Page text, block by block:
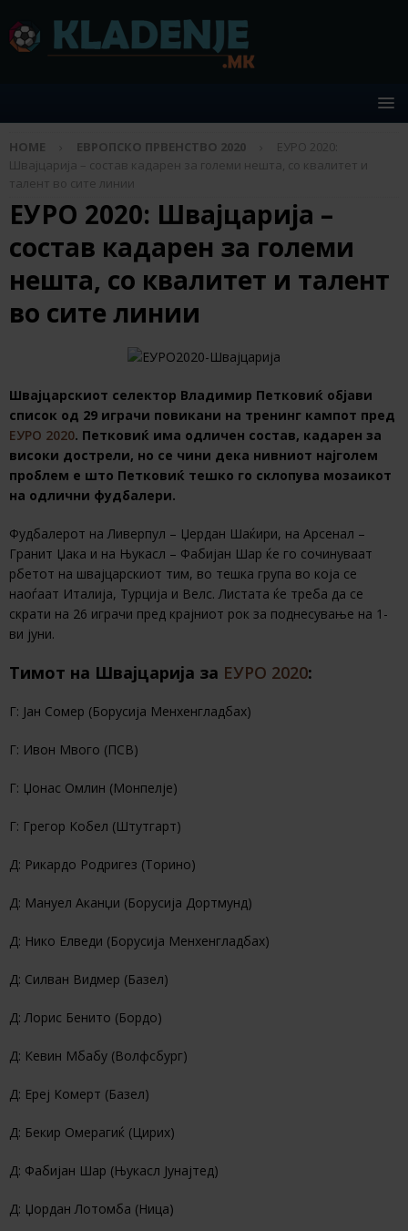
HOME ЕВРОПСКО ПРВЕНСТВО 2020
ЕУРО 2020:
Швајцарија – состав кадарен за големи нешта, со квалитет и
талент во сите линии
ЕУРО 2020: Швајцарија –
состав кадарен за големи
нешта, со квалитет и талент
во сите линии
Швајцарскиот селектор Владимир Петковиќ објави
список од 29 играчи повикани на тренинг кампот пред
ЕУРО 2020. Петковиќ има одличен состав, кадарен за
високи дострели, но се чини дека нивниот најголем
проблем е што Петковиќ тешко го склопува мозаикот
на одлични фудбалери.
Фудбалерот на Ливерпул – Џердан Шаќири, на Арсенал –
Гранит Џака и на Њукасл – Фабијан Шар ќе го сочинуваат
рбетот на швајцарскиот тим, во тешка група во која се
наоѓаат Италија, Турција и Велс. Листата ќе треба да се
скрати на 26 играчи пред крајниот рок за поднесување на 1-
ви јуни.
Тимот на Швајцарија за ЕУРО 2020:
Г: Јан Сомер (Борусија Менхенгладбах)
Г: Ивон Мвого (ПСВ)
Г: Џонас Омлин (Монпелје)
Г: Грегор Кобел (Штутгарт)
Д: Рикардо Родригез (Торино)
Д: Мануел Аканџи (Борусија Дортмунд)
Д: Нико Елведи (Борусија Менхенгладбах)
Д: Силван Видмер (Базел)
Д: Лорис Бенито (Бордо)
Д: Кевин Мбабу (Волфсбург)
Д: Ереј Комерт (Базел)
Д: Бекир Омерагиќ (Цирих)
Д: Фабијан Шар (Њукасл Јунајтед)
Д: Џордан Лотомба (Ница)